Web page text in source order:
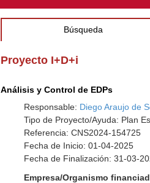
Búsqueda
Proyecto I+D+i
Análisis y Control de EDPs
Responsable: Diego Araujo de
Tipo de Proyecto/Ayuda: Plan
Referencia: CNS2024-154725
Fecha de Inicio: 01-04-2025
Fecha de Finalización: 31-03-
Empresa/Organismo